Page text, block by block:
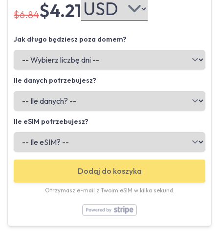
$6.84$4.21
Jak długo będziesz poza domem?
Ile danych potrzebujesz?
Ile eSIM potrzebujesz?
Dodaj do koszyka
Otrzymasz e-mail z Twoim eSIM w kilka sekund.